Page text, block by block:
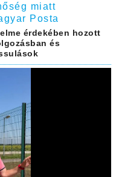
miatt
Posta
érdekében hozott
és